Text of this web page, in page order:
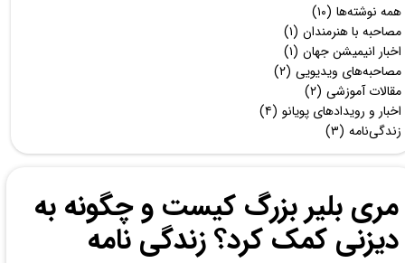
مری بلیر بزرگ کیست و چگونه به
دیزنی کمک کرد؟ زندگی نامه
همه نوشته‌ها (۱۰)
مصاحبه با هنرمندان (۱)
اخبار انیمیشن جهان (۱)
مصاحبه‌های ویدیویی (۲)
مقالات آموزشی (۲)
اخبار و رویدادهای پویانو (۴)
زندگی‌نامه (۳)